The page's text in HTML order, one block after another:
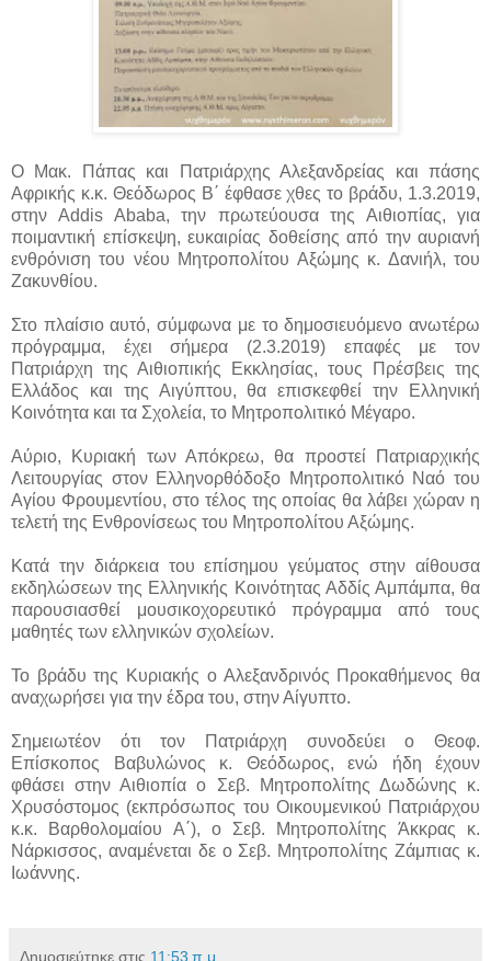
Ο Μακ. Πάπας και Πατριάρχης Αλεξανδρείας και πάσης
Αφρικής κ.κ. Θεόδωρος Β΄ έφθασε χθες το βράδυ, 1.3.2019,
στην Addis Ababa, την πρωτεύουσα της Αιθιοπίας, για
ποιμαντική επίσκεψη, ευκαιρίας δοθείσης από την αυριανή
ενθρόνιση του νέου Μητροπολίτου Αξώμης κ. Δανιήλ, του
Ζακυνθίου.
Στο πλαίσιο αυτό, σύμφωνα με το δημοσιευόμενο ανωτέρω
πρόγραμμα, έχει σήμερα (2.3.2019) επαφές με τον
Πατριάρχη της Αιθιοπικής Εκκλησίας, τους Πρέσβεις της
Ελλάδος και της Αιγύπτου, θα επισκεφθεί την Ελληνική
Κοινότητα και τα Σχολεία, το Μητροπολιτικό Μέγαρο.
Αύριο, Κυριακή των Απόκρεω, θα προστεί Πατριαρχικής
Λειτουργίας στον Ελληνορθόδοξο Μητροπολιτικό Ναό του
Αγίου Φρουμεντίου, στο τέλος της οποίας θα λάβει χώραν η
τελετή της Ενθρονίσεως του Μητροπολίτου Αξώμης.
Κατά την διάρκεια του επίσημου γεύματος στην αίθουσα
εκδηλώσεων της Ελληνικής Κοινότητας Αδδίς Αμπάμπα, θα
παρουσιασθεί μουσικοχορευτικό πρόγραμμα από τους
μαθητές των ελληνικών σχολείων.
Το βράδυ της Κυριακής ο Αλεξανδρινός Προκαθήμενος θα
αναχωρήσει για την έδρα του, στην Αίγυπτο.
Σημειωτέον ότι τον Πατριάρχη συνοδεύει ο Θεοφ.
Επίσκοπος Βαβυλώνος κ. Θεόδωρος, ενώ ήδη έχουν
φθάσει στην Αιθιοπία ο Σεβ. Μητροπολίτης Δωδώνης κ.
Χρυσόστομος (εκπρόσωπος του Οικουμενικού Πατριάρχου
κ.κ. Βαρθολομαίου Α΄), ο Σεβ. Μητροπολίτης Άκκρας κ.
Νάρκισσος, αναμένεται δε ο Σεβ. Μητροπολίτης Ζάμπιας κ.
Ιωάννης.
Δημοσιεύτηκε στις 11:53 π.μ.